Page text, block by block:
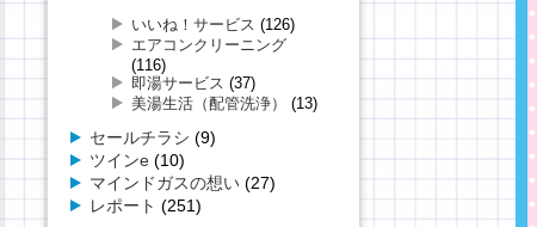
いいね！サービス (126)
エアコンクリーニング
(116)
即湯サービス (37)
美湯生活（配管洗浄）
(13)
セールチラシ (9)
ツインe(10)
マインドガスの想い(27)
レポート (251)